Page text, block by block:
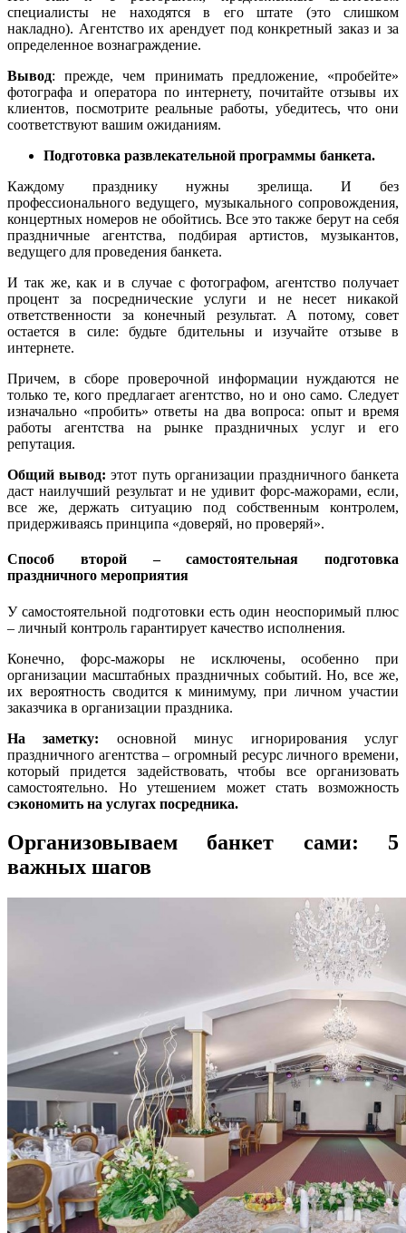
специалисты не находятся в его штате (это слишком
накладно). Агентство их арендует под конкретный заказ и за
определенное вознаграждение.
Вывод: прежде, чем принимать предложение, «пробейте»
фотографа и оператора по интернету, почитайте отзывы их
клиентов, посмотрите реальные работы, убедитесь, что они
соответствуют вашим ожиданиям.
Подготовка развлекательной программы банкета.
Каждому празднику нужны зрелища. И без
профессионального ведущего, музыкального сопровождения,
концертных номеров не обойтись. Все это также берут на себя
праздничные агентства, подбирая артистов, музыкантов,
ведущего для проведения банкета.
И так же, как и в случае с фотографом, агентство получает
процент за посреднические услуги и не несет никакой
ответственности за конечный результат. А потому, совет
остается в силе: будьте бдительны и изучайте отзыве в
интернете.
Причем, в сборе проверочной информации нуждаются не
только те, кого предлагает агентство, но и оно само. Следует
изначально «пробить» ответы на два вопроса: опыт и время
работы агентства на рынке праздничных услуг и его
репутация.
Общий вывод: этот путь организации праздничного банкета
даст наилучший результат и не удивит форс-мажорами, если,
все же, держать ситуацию под собственным контролем,
придерживаясь принципа «доверяй, но проверяй».
Способ второй – самостоятельная подготовка
праздничного мероприятия
У самостоятельной подготовки есть один неоспоримый плюс
– личный контроль гарантирует качество исполнения.
Конечно, форс-мажоры не исключены, особенно при
организации масштабных праздничных событий. Но, все же,
их вероятность сводится к минимуму, при личном участии
заказчика в организации праздника.
На заметку: основной минус игнорирования услуг
праздничного агентства – огромный ресурс личного времени,
который придется задействовать, чтобы все организовать
самостоятельно. Но утешением может стать возможность
сэкономить на услугах посредника.
Организовываем банкет сами: 5
важных шагов